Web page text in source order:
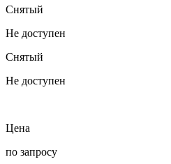
Снятый
Не доступен
Снятый
Не доступен
Цена
по запросу